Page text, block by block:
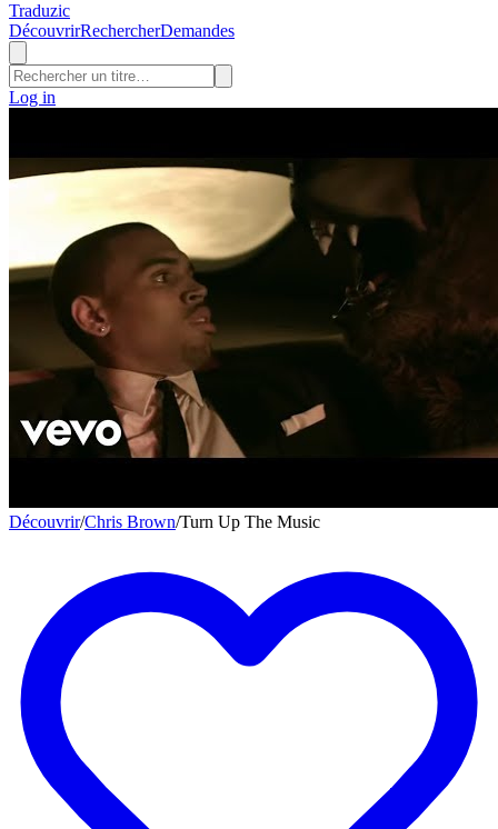
Traduzic
DécouvrirRechercherDemandes
Log in
Découvrir/Chris Brown/Turn Up The Music